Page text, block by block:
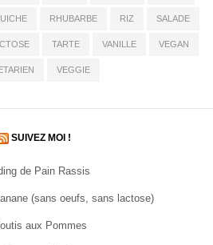
RHUBARBE RIZ SALADE
TARTE VANILLE VEGAN
VEGGIE
SUIVEZ MOI !
de Pain Rassis
(sans oeufs, sans lactose)
aux Pommes